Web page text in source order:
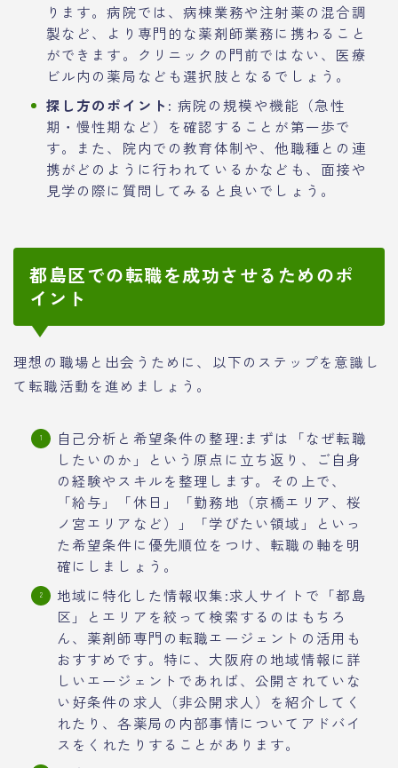
ります。病院では、病棟業務や注射薬の混合調
製など、より専門的な薬剤師業務に携わること
ができます。クリニックの門前ではない、医療
ビル内の薬局なども選択肢となるでしょう。
探し方のポイント: 病院の規模や機能（急性
期・慢性期など）を確認することが第一歩で
す。また、院内での教育体制や、他職種との連
携がどのように行われているかなども、面接や
見学の際に質問してみると良いでしょう。
都島区での転職を成功させるためのポ
イント
理想の職場と出会うために、以下のステップを意識し
て転職活動を進めましょう。
自己分析と希望条件の整理:まずは「なぜ転職
したいのか」という原点に立ち返り、ご自身
の経験やスキルを整理します。その上で、
「給与」「休日」「勤務地（京橋エリア、桜
ノ宮エリアなど）」「学びたい領域」といっ
た希望条件に優先順位をつけ、転職の軸を明
確にしましょう。
地域に特化した情報収集:求人サイトで「都島
区」とエリアを絞って検索するのはもちろ
ん、薬剤師専門の転職エージェントの活用も
おすすめです。特に、大阪府の地域情報に詳
しいエージェントであれば、公開されていな
い好条件の求人（非公開求人）を紹介してく
れたり、各薬局の内部事情についてアドバイ
スをくれたりすることがあります。